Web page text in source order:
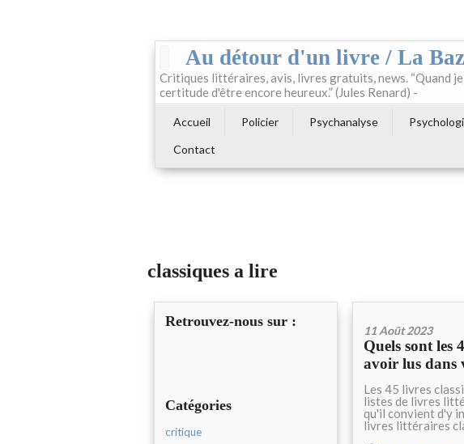
Au détour d'un livre / La
Critiques littéraires, avis, livres gratuits, news. “Quand
certitude d'être encore heureux.” (Jules Renard) -
Accueil Policier Psychanalyse
Contact
classiques a lire
Retrouvez-nous sur :
Catégories
critique
11 Août 2023
Quels sont les
avoir lus dans
Les 45 livres
listes de livres
qu'il convient d'y
livres littéraires